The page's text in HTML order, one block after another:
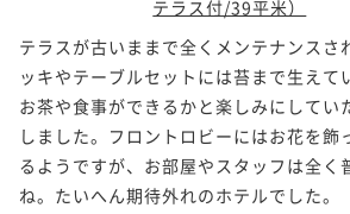
テラス付/39平米）
テラスが古いままで全くメンテナンスさ
ッキやテーブルセットには苔まで生えて
お茶や食事ができるかと楽しみにしてい
しました。フロントロビーにはお花を飾
るようですが、お部屋やスタッフは全く
ね。たいへん期待外れのホテルでした。